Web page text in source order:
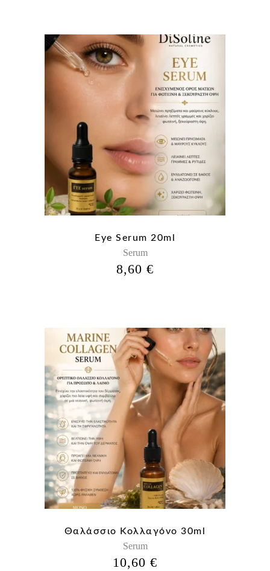
Eye Serum 20ml
Serum
8,60€
Θαλάσσιο Κολλαγόνο 30ml
Serum
10,60€